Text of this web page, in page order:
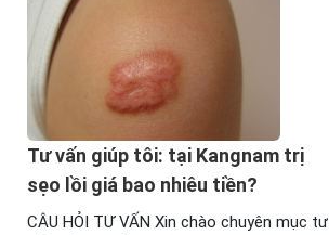
của tôi thì chi phí hết bao nhiêu? Tôi ...
Tư vấn giúp tôi: tại Kangnam trị
sẹo lồi giá bao nhiêu tiền?
CÂU HỎI TƯ VẤN Xin chào chuyên mục tư